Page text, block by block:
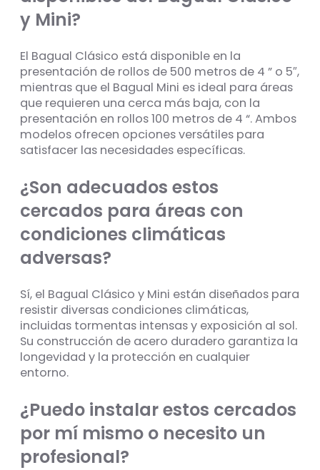
y Mini?
El Bagual Clásico está disponible en la
presentación de rollos de 500 metros de 4 ” o 5″,
mientras que el Bagual Mini es ideal para áreas
que requieren una cerca más baja, con la
presentación en rollos 100 metros de 4 “. Ambos
modelos ofrecen opciones versátiles para
satisfacer las necesidades específicas.
¿Son adecuados estos
cercados para áreas con
condiciones climáticas
adversas?
Sí, el Bagual Clásico y Mini están diseñados para
resistir diversas condiciones climáticas,
incluidas tormentas intensas y exposición al sol.
Su construcción de acero duradero garantiza la
longevidad y la protección en cualquier
entorno.
¿Puedo instalar estos cercados
por mí mismo o necesito un
profesional?